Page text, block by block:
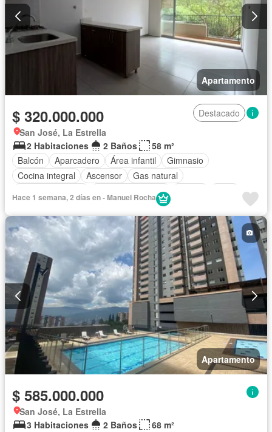
Apartamento
$ 320.000.000
Destacado
San José, La Estrella
2 Habitaciones
2 Baños
58 m²
Balcón
Aparcadero Área infantil
Gimnasio
Cocina integral
Ascensor
Gas natural
Seguridad privada
Hace 1 semana, 2 días en - Manuel Rocha
Apartamento
$ 585.000.000
San José, La Estrella
3 Habitaciones
2 Baños
68 m²